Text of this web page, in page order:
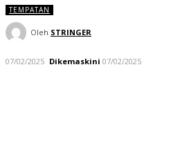
TEMPATAN
Oleh STRINGER
07/02/2025 Dikemaskini 07/02/2025